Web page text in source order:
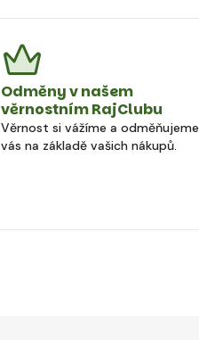
Odměny v našem
věrnostním RajClubu
Věrnost si vážíme a odměňujeme
vás na základě vašich nákupů.